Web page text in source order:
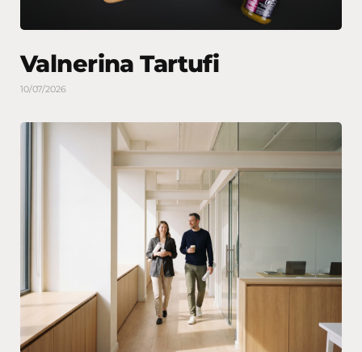
Valnerina Tartufi
10/07/2026